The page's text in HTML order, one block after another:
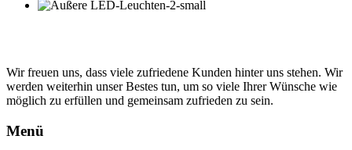
Wir freuen uns, dass viele zufriedene Kunden hinter uns stehen. Wir
werden weiterhin unser Bestes tun, um so viele Ihrer Wünsche wie
möglich zu erfüllen und gemeinsam zufrieden zu sein.
Menü